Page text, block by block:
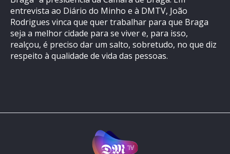
entrevista ao Diário do Minho e à DMTV, João
Rodrigues vinca que quer trabalhar para que Braga
seja a melhor cidade para se viver e, para isso,
realçou, é preciso dar um salto, sobretudo, no que diz
respeito à qualidade de vida das pessoas.